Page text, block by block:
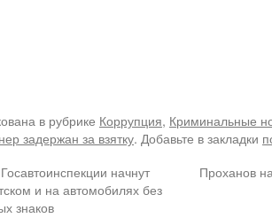
в рубрике Коррупция, Криминальные
задержан за взятку. Добавьте в закладки
начнут
и на автомобилях без
знаков
Проханов